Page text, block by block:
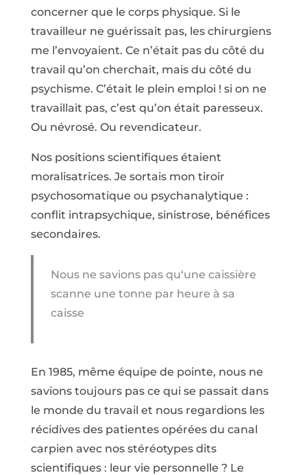
concerner que le corps physique. Si le
travailleur ne guérissait pas, les chirurgiens
me l’envoyaient. Ce n’était pas du côté du
travail qu’on cherchait, mais du côté du
psychisme. C’était le plein emploi ! si on ne
travaillait pas, c’est qu’on était paresseux.
Ou névrosé. Ou revendicateur.
Nos positions scientifiques étaient
moralisatrices. Je sortais mon tiroir
psychosomatique ou psychanalytique :
conflit intrapsychique, sinistrose, bénéfices
secondaires.
Nous ne savions pas qu‘une caissière
scanne une tonne par heure à sa
caisse
En 1985, même équipe de pointe, nous ne
savions toujours pas ce qui se passait dans
le monde du travail et nous regardions les
récidives des patientes opérées du canal
carpien avec nos stéréotypes dits
scientifiques : leur vie personnelle ? Le